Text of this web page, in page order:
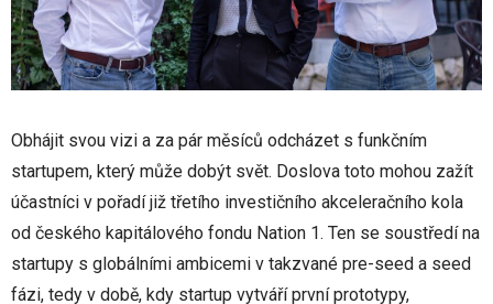
Obhájit svou vizi a za pár měsíců odcházet s funkčním
startupem, který může dobýt svět. Doslova toto mohou zažít
účastníci v pořadí již třetího investičního akceleračního kola
od českého kapitálového fondu Nation 1. Ten se soustředí na
startupy s globálními ambicemi v takzvané pre-seed a seed
fázi, tedy v době, kdy startup vytváří první prototypy,